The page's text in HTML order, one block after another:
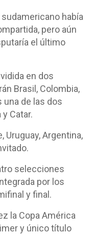
había
pero aún
el último
en dos
Brasil, Colombia,
una de las dos
Catar.
Uruguay, Argentina,
selecciones
por los
y final.
la Copa América
y único título